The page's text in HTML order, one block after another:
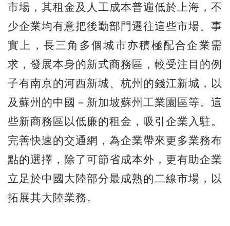
市場，其租金及人工成本普遍低於上海，不
少企業均有意把後勤部門遷往這些市場。事
實上，長三角多個城市亦積極配合企業需
求，發展本身的新式商務區，較受注目的例
子有南京的河西新城、杭州的錢江新城，以
及蘇州的中國－新加坡蘇州工業園區等。這
些新商務區以低廉的租金，吸引企業入駐。
完善快速的交通網，為企業帶來更多業務布
點的選擇，除了可節省成本外，更有助企業
立足於中國大陸部分最成熟的二線市場，以
拓展其大陸業務。